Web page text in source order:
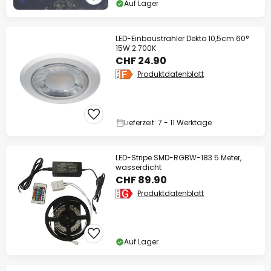
Auf Lager
LED-Einbaustrahler Dekto 10,5cm 60°
15W 2.700K
CHF 24.90
Produktdatenblatt
Lieferzeit: 7 - 11 Werktage
LED-Stripe SMD-RGBW-183 5 Meter,
wasserdicht
CHF 89.90
Produktdatenblatt
Auf Lager